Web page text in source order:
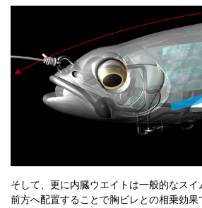
そして、更に内臓ウエイトは一般的なスイ
前方へ配置することで胸ビレとの相乗効